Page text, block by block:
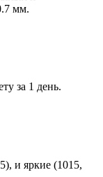
мм.
за 1 день.
и яркие (1015,